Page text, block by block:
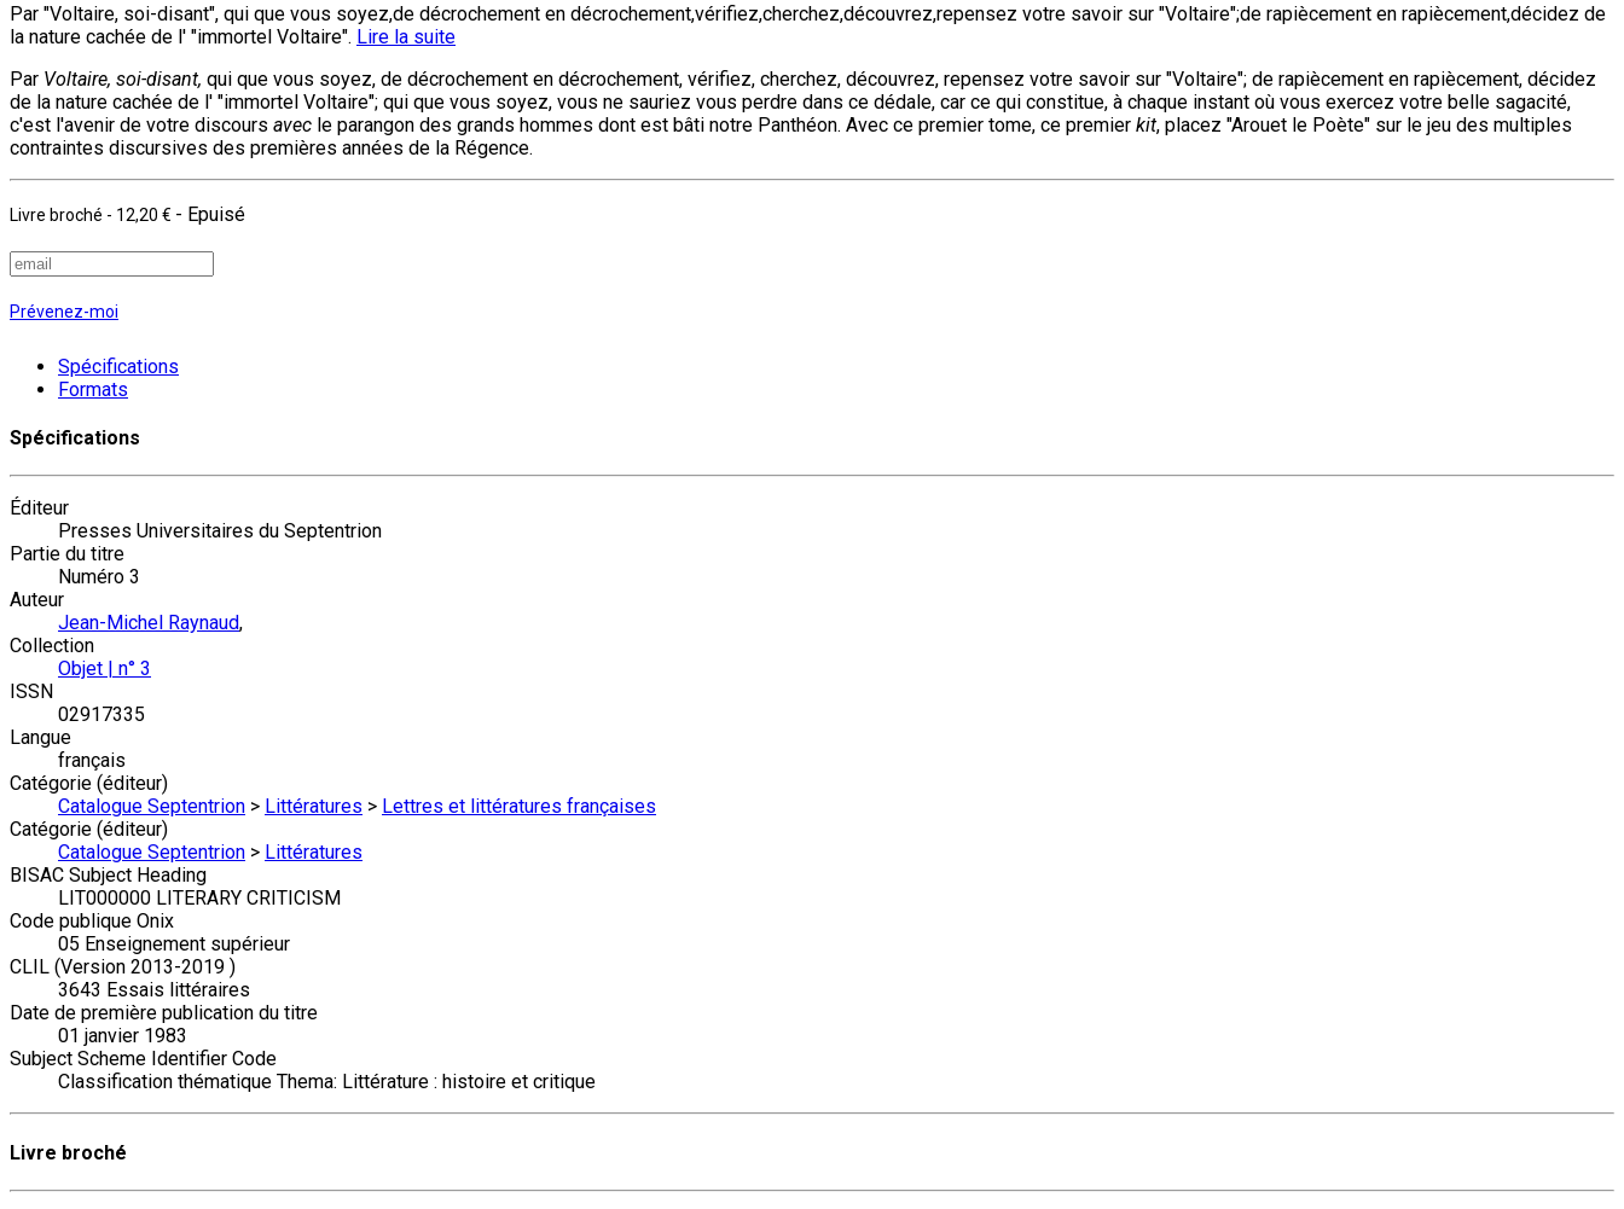
Par "Voltaire, soi-disant", qui que vous soyez,de décrochement en décrochement,vérifiez,cherchez,découvrez,repensez votre savoir sur "Voltaire";de rapiècement en rapiècement,décidez de
la nature cachée de l' "immortel Voltaire". Lire la suite
Par Voltaire, soi-disant, qui que vous soyez, de décrochement en décrochement, vérifiez, cherchez, découvrez, repensez votre savoir sur "Voltaire"; de rapiècement en rapiècement, décidez
de la nature cachée de l' "immortel Voltaire"; qui que vous soyez, vous ne sauriez vous perdre dans ce dédale, car ce qui constitue, à chaque instant où vous exercez votre belle sagacité,
c'est l'avenir de votre discours avec le parangon des grands hommes dont est bâti notre Panthéon. Avec ce premier tome, ce premier kit, placez "Arouet le Poète" sur le jeu des multiples
contraintes discursives des premières années de la Régence.
Livre broché - 12,20 € - Epuisé
Prévenez-moi
Spécifications
Formats
Spécifications
Éditeur
Presses Universitaires du Septentrion
Partie du titre
Numéro 3
Auteur
Jean-Michel Raynaud,
Collection
Objet | n° 3
ISSN
02917335
Langue
français
Catégorie (éditeur)
Catalogue Septentrion > Littératures > Lettres et littératures françaises
Catégorie (éditeur)
Catalogue Septentrion > Littératures
BISAC Subject Heading
LIT000000 LITERARY CRITICISM
Code publique Onix
05 Enseignement supérieur
CLIL (Version 2013-2019 )
3643 Essais littéraires
Date de première publication du titre
01 janvier 1983
Subject Scheme Identifier Code
Classification thématique Thema: Littérature : histoire et critique
Livre broché